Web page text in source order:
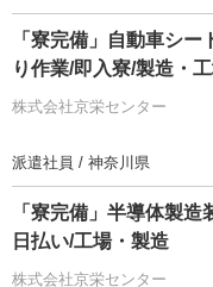
「寮完備」自動車シ
り作業/即入寮/製造・
株式会社京栄センター
派遣社員 / 神奈川県
「寮完備」半導体製
日払い/工場・製造
株式会社京栄センター